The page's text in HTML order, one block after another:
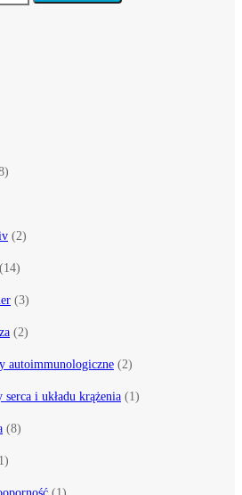
(2)
(14)
(3)
(2)
autoimmunologiczne (2)
serca i układu krążenia (1)
(8)